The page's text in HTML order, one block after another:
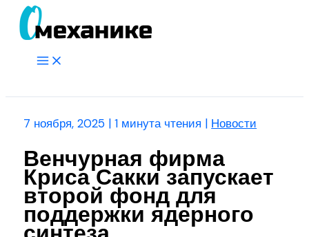
Перейти
Main
7 ноября, 2025 |1 минута чтения | Новости
Венчурная фирма
Криса Сакки запускает
второй фонд для
поддержки ядерного